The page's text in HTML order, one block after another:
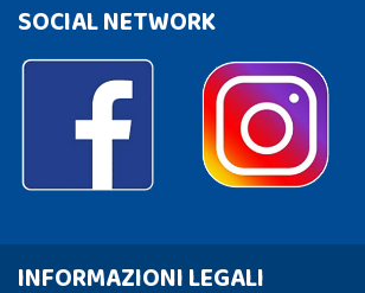
SOCIAL NETWORK
INFORMAZIONI LEGALI